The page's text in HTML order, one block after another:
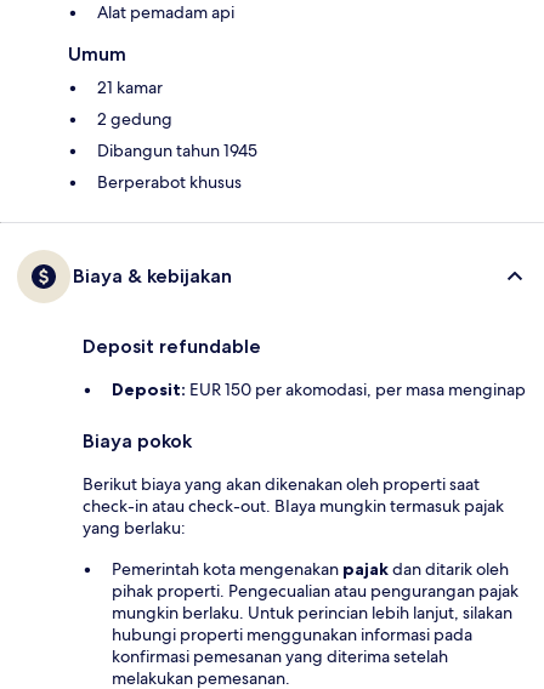
Alat pemadam api
Umum
21 kamar
2 gedung
Dibangun tahun 1945
Berperabot khusus
Biaya & kebijakan
Deposit refundable
Deposit: EUR 150 per akomodasi, per masa menginap
Biaya pokok
Berikut biaya yang akan dikenakan oleh properti saat
check-in atau check-out. BIaya mungkin termasuk pajak
yang berlaku:
Pemerintah kota mengenakan pajakdan ditarik oleh
pihak properti. Pengecualian atau pengurangan pajak
mungkin berlaku. Untuk perincian lebih lanjut, silakan
hubungi properti menggunakan informasi pada
konfirmasi pemesanan yang diterima setelah
melakukan pemesanan.